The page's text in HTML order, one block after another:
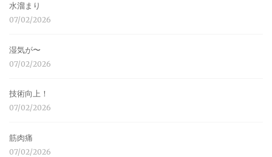
水溜まり
07/02/2026
湿気が〜
07/02/2026
技術向上！
07/02/2026
筋肉痛
07/02/2026